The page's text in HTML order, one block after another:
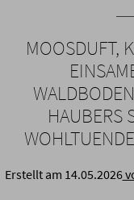
MOOSDUFT,
HAUBERS
Erstellt am 14.05.2026